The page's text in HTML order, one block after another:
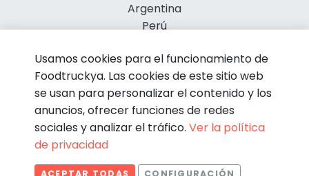
Argentina
Perú
© Foodtruckya 2026
Usamos cookies para el funcionamiento de
Foodtruckya. Las cookies de este sitio web
se usan para personalizar el contenido y los
anuncios, ofrecer funciones de redes
sociales y analizar el tráfico. Ver la política
de privacidad
ACEPTAR TODAS CONFIGURACIÓN